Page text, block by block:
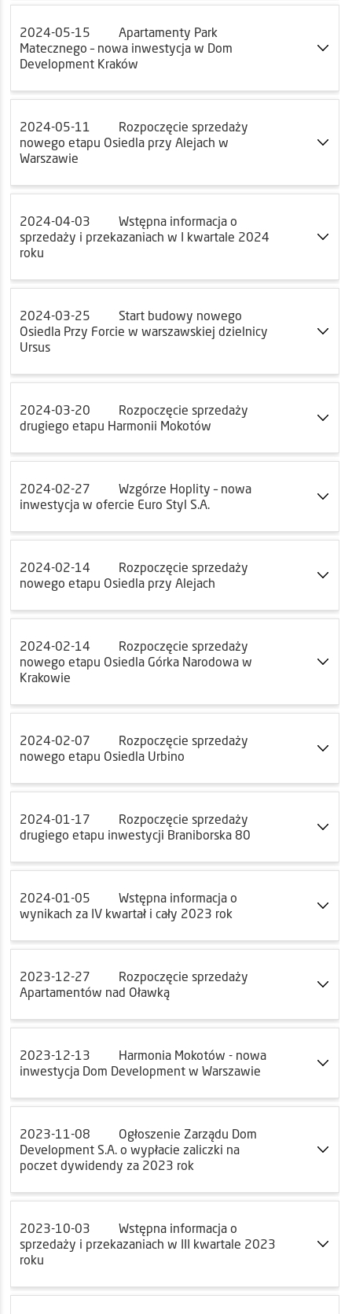
2024-05-15
Apartamenty Park
Matecznego – nowa inwestycja w Dom
Development Kraków
2024-05-11
Rozpoczęcie sprzedaży
nowego etapu Osiedla przy Alejach w
Warszawie
2024-04-03
Wstępna informacja o
sprzedaży i przekazaniach w I kwartale 2024
roku
2024-03-25
Start budowy nowego
Osiedla Przy Forcie w warszawskiej dzielnicy
Ursus
2024-03-20
Rozpoczęcie sprzedaży
drugiego etapu Harmonii Mokotów
2024-02-27
Wzgórze Hoplity – nowa
inwestycja w ofercie Euro Styl S.A.
2024-02-14
Rozpoczęcie sprzedaży
nowego etapu Osiedla przy Alejach
2024-02-14
Rozpoczęcie sprzedaży
nowego etapu Osiedla Górka Narodowa w
Krakowie
2024-02-07
Rozpoczęcie sprzedaży
nowego etapu Osiedla Urbino
2024-01-17
Rozpoczęcie sprzedaży
drugiego etapu inwestycji Braniborska 80
2024-01-05
Wstępna informacja o
wynikach za IV kwartał i cały 2023 rok
2023-12-27
Rozpoczęcie sprzedaży
Apartamentów nad Oławką
2023-12-13
Harmonia Mokotów - nowa
inwestycja Dom Development w Warszawie
2023-11-08
Ogłoszenie Zarządu Dom
Development S.A. o wypłacie zaliczki na
poczet dywidendy za 2023 rok
2023-10-03
Wstępna informacja o
sprzedaży i przekazaniach w III kwartale 2023
roku